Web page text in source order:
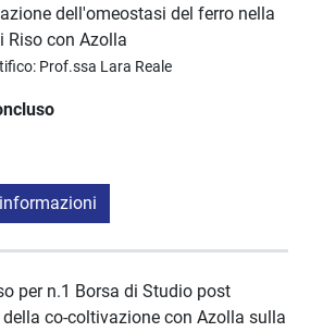
dell'omeostasi del ferro nella
Riso con Azolla
Prof.ssa Lara Reale
per n.1 Borsa di Studio post
della co-coltivazione con Azolla sulla